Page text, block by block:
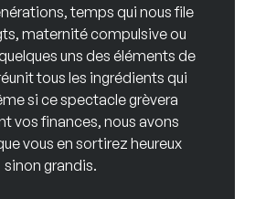
temps qui nous file
maternité compulsive ou
uns des éléments de
tous les ingrédients qui
si ce spectacle grèvera
vos finances, nous avons
vous en sortirez heureux
sinon grandis.